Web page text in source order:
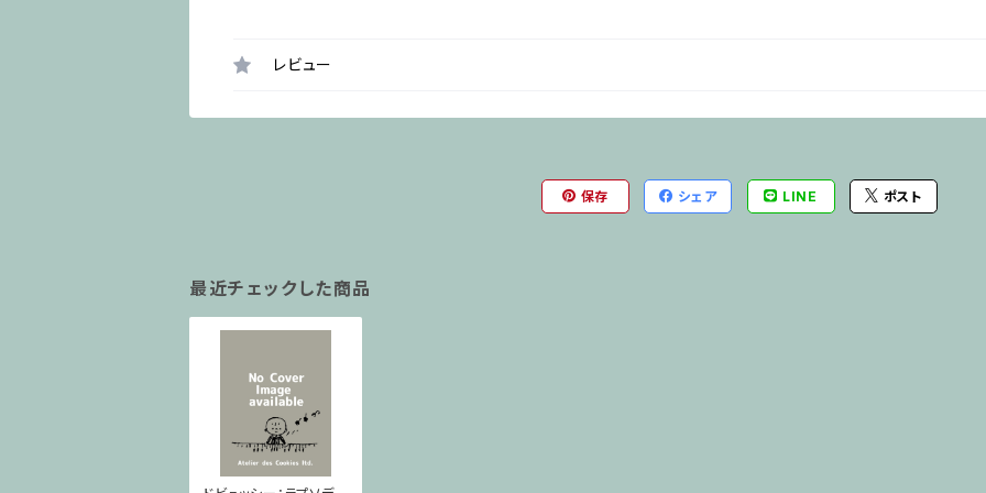
レビュー
保存 シェア LINE ポスト
最近チェックした商品